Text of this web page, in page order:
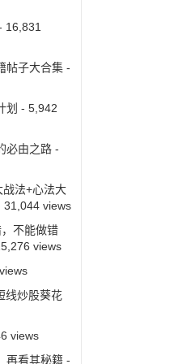
16,831
帖子大合集-
划 - 5,942
必由之路-
法+心法大
31,044 views
不能做错
views
线炒股葵花
views
再看其秘籍-